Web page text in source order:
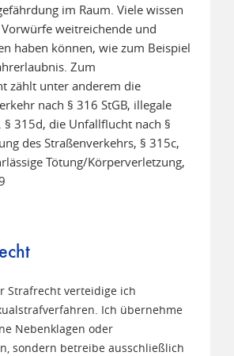
im Raum. Viele wissen
weitreichende und
haben können, wie zum Beispiel
Zum
zählt unter anderem die
nach § 316 StGB, illegale
315d, die Unfallflucht nach §
des Straßenverkehrs, § 315c,
Tötung/Körperverletzung,
Strafrecht verteidige ich
Ich übernehme
Nebenklagen oder
sondern betreibe ausschließlich